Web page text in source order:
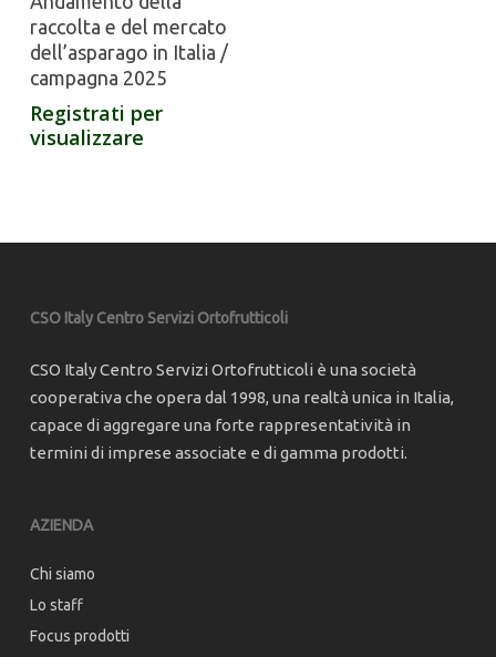
raccolta e del mercato
dell’asparago in Italia /
campagna 2025
Registrati per
visualizzare
CSO Italy Centro Servizi Ortofrutticoli
CSO Italy Centro Servizi Ortofrutticoli è una società
cooperativa che opera dal 1998, una realtà unica in Italia,
capace di aggregare una forte rappresentatività in
termini di imprese associate e di gamma prodotti.
AZIENDA
Chi siamo
Lo staff
Focus prodotti